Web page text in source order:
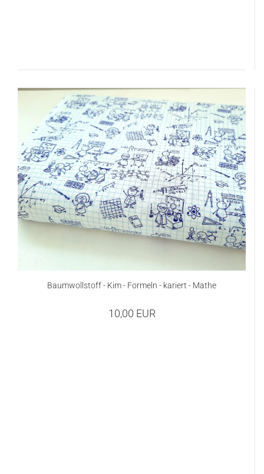
Baumwollstoff - Kim - Formeln - kariert - Mathe
10,00 EUR